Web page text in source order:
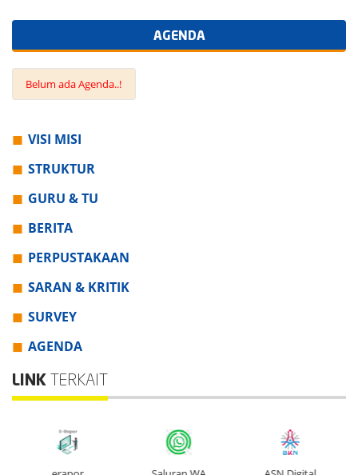
AGENDA
Belum ada Agenda..!
VISI MISI
STRUKTUR
GURU & TU
BERITA
PERPUSTAKAAN
SARAN & KRITIK
SURVEY
AGENDA
LINK TERKAIT